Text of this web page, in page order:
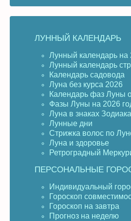
ЛУННЫЙ КАЛЕНДАРЬ
Лунный календарь на
Лунный календарь
Календарь садовода
Луна без курса 2026
Календарь фаз Луны
Фазы Луны на 2026
Луна в знаках Зодиака
Лунные дни
Стрижка волос по
Луна и здоровье
Ретроградный
ПЕРСОНАЛЬНЫЕ
Индивидуальный
Гороскоп
Гороскоп на завтра
Прогноз на неделю